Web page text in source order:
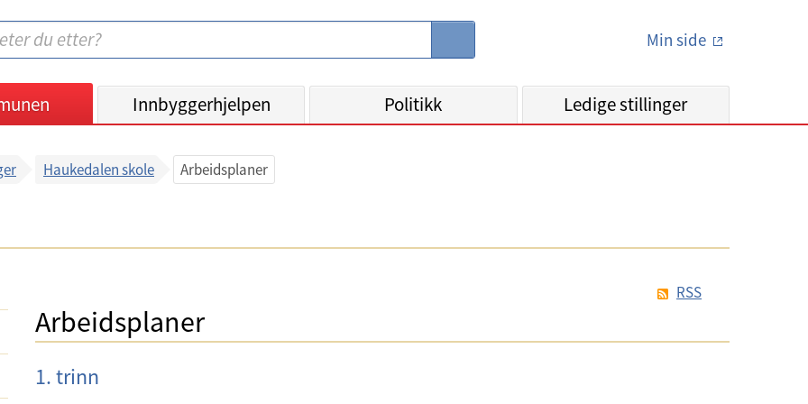
S
Min side
Innbyggerhjelpen Politikk Ledige stillinger
Haukedalen skole Arbeidsplaner
RSS
Arbeidsplaner
1. trinn